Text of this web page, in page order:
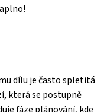
dílu je často spletitá
která se postupně